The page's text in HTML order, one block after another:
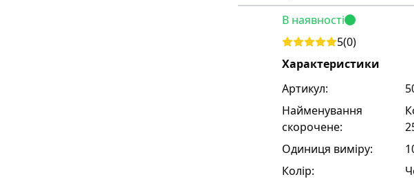
В наявності
5(0)
Характеристики
Артикул:
Найменування
скорочене:
Одиниця виміру:
Колір: